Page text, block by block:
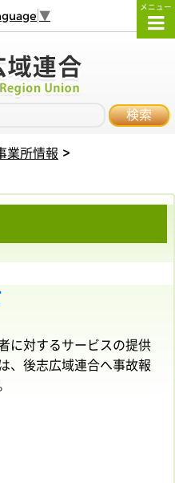
メニュー
▼
検索
業所情報
に対するサービスの提供
、後志広域連合へ事故報